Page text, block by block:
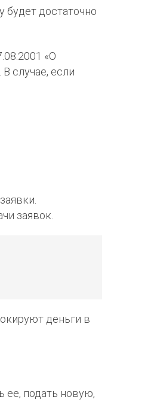
достаточно
«О
случае, если
заявок.
деньги в
ее, подать новую,